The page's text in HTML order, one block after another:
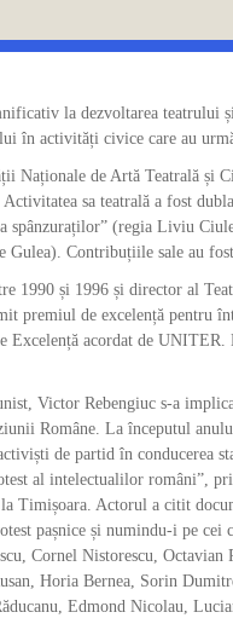
la dezvoltarea teatrului
în activități civice care au
Naționale de Artă Teatrală și
sa teatrală a fost
spânzuraților” (regia Liviu
Gulea). Contribuțiile sale au
1990 și 1996 și director al
premiul de excelență pentru
acordat de
Victor Rebengiuc s-a
Române. La începutul
de partid în conducerea
al intelectualilor români”,
Timișoara. Actorul a citit
pașnice și numindu-i pe cei
Cornel Nistorescu,
Horia Bernea, Sorin
Edmond Nicolau,